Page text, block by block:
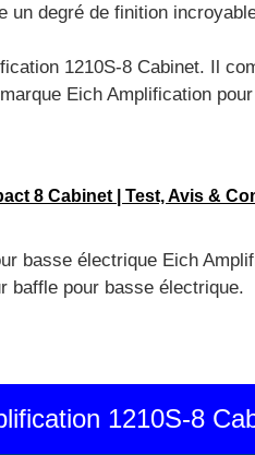
un degré de finition
1210S-8 Cabinet. Il
Eich Amplification
8 Cabinet | Test, Avis &
basse électrique Eich
baffle pour basse électrique.
1210S-8